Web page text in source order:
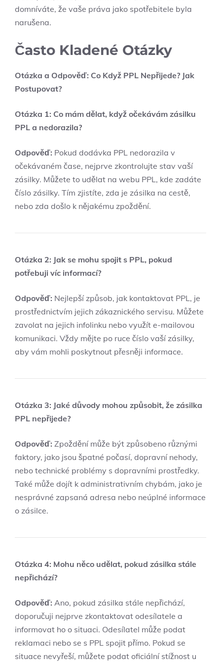
domníváte, že vaše práva jako spotřebitele byla
narušena.
Často Kladené Otázky
Otázka a Odpověď: Co Když PPL Nepřijede? Jak
Postupovat?
Otázka 1: Co mám dělat, když očekávám zásilku
PPL a nedorazila?
Odpověď: Pokud dodávka PPL nedorazila v
očekávaném čase, nejprve zkontrolujte stav vaší
zásilky. Můžete to udělat na webu PPL, kde zadáte
číslo zásilky. Tím zjistíte, zda je zásilka na cestě,
nebo zda došlo k nějakému zpoždění.
Otázka 2: Jak se mohu spojit s PPL, pokud
potřebuji víc informací?
Odpověď: Nejlepší způsob, jak kontaktovat PPL, je
prostřednictvím jejich zákaznického servisu. Můžete
zavolat na jejich infolinku nebo využít e-mailovou
komunikaci. Vždy mějte po ruce číslo vaší zásilky,
aby vám mohli poskytnout přesněji informace.
Otázka 3: Jaké důvody mohou způsobit, že zásilka
PPL nepřijede?
Odpověď: Zpoždění může být způsobeno různými
faktory, jako jsou špatné počasí, dopravní nehody,
nebo technické problémy s dopravními prostředky.
Také může dojít k administrativním chybám, jako je
nesprávné zapsaná adresa nebo neúplné informace
o zásilce.
Otázka 4: Mohu něco udělat, pokud zásilka stále
nepřichází?
Odpověď: Ano, pokud zásilka stále nepřichází,
doporučuji nejprve zkontaktovat odesílatele a
informovat ho o situaci. Odesílatel může podat
reklamaci nebo se s PPL spojit přímo. Pokud se
situace nevyřeší, můžete podat oficiální stížnost u